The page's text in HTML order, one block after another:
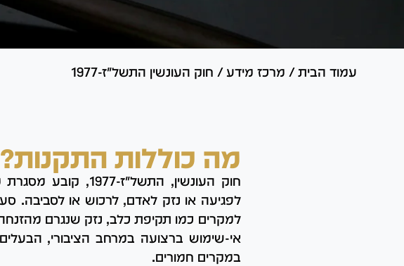
עמוד הבית / מרכז מידע / חוק העונשין התשל"ז-1977
מה כוללות התקנות?
חוק העונשין,
לפגיעה או נזק לאדם, לרכוש או לסביבה.
למקרים כמו תקיפת כלב, נזק שנגרם
אי-שימוש ברצועה במרחב הציבורי,
במקרים חמורים.